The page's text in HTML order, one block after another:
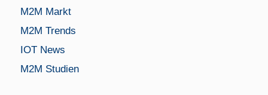
M2M Markt
M2M Trends
IOT News
M2M Studien